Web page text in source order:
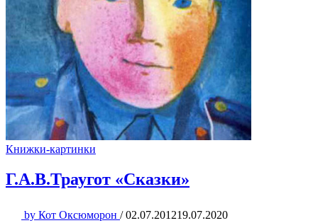
Книжки-картинки
Г.А.В.Траугот «Сказки»
by Кот Оксюморон / 02.07.201219.07.2020